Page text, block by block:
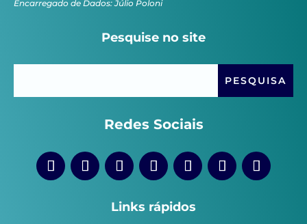
Encarregado de Dados: Júlio Poloni
Pesquise no site
Redes Sociais
Links rápidos